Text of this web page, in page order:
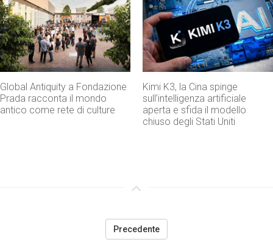
Kimi K3, la Cina spinge
sull’intelligenza artificiale
aperta e sfida il modello
Don Antonio Mazzi, addio al
fondatore di Exodus che ha
fatto dell’educazione una
strada di speranza
Precedente